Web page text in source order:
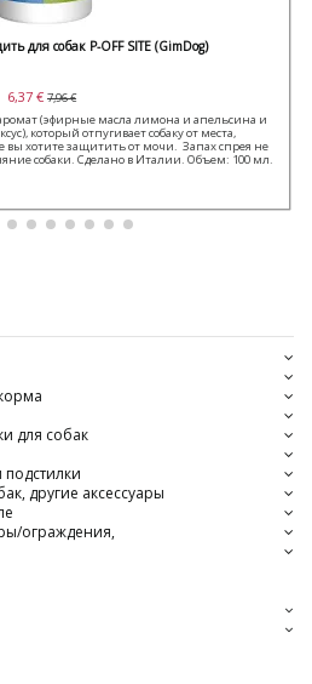
для собак P-OFF SITE (GimDog)
6,37 € 7,96 €
(эфирные масла лимона и апельсина и
который отпугивает собаку от места,
вы хотите защитить от мочи. Запах спрея не
собаки. Сделано в Италии. Объем: 100 мл.
для собак
другие аксессуары
ограждения,